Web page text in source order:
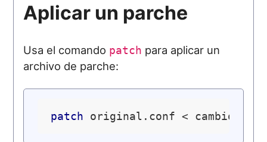
Aplicar un parche
Usa el comando patch para aplicar un
archivo de parche:
patch